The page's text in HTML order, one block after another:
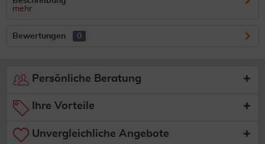
mehr
Bewertungen 0
Persönliche Beratung
Ihre Vorteile
Unvergleichliche Angebote